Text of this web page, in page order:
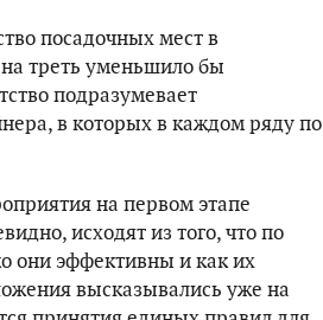
посадочных мест в
треть уменьшило бы
подразумевает
в которых в каждом ряду по
на первом этапе
исходят из того, что по
они эффективны и как их
высказывались уже на